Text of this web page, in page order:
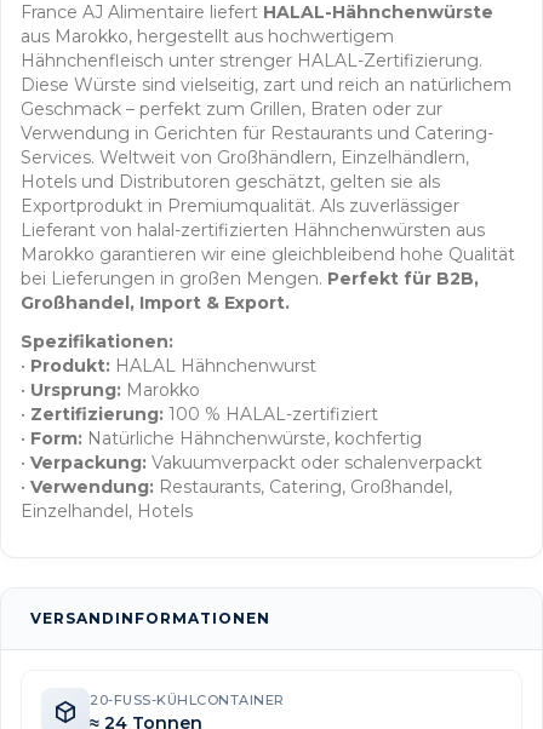
France AJ Alimentaire liefert HALAL-Hähnchenwürste
aus Marokko, hergestellt aus hochwertigem
Hähnchenfleisch unter strenger HALAL-Zertifizierung.
Diese Würste sind vielseitig, zart und reich an natürlichem
Geschmack – perfekt zum Grillen, Braten oder zur
Verwendung in Gerichten für Restaurants und Catering-
Services. Weltweit von Großhändlern, Einzelhändlern,
Hotels und Distributoren geschätzt, gelten sie als
Exportprodukt in Premiumqualität. Als zuverlässiger
Lieferant von halal-zertifizierten Hähnchenwürsten aus
Marokko garantieren wir eine gleichbleibend hohe Qualität
bei Lieferungen in großen Mengen. Perfekt für B2B,
Großhandel, Import & Export.
Spezifikationen:
• Produkt: HALAL Hähnchenwurst
• Ursprung: Marokko
• Zertifizierung: 100 % HALAL-zertifiziert
• Form: Natürliche Hähnchenwürste, kochfertig
• Verpackung: Vakuumverpackt oder schalenverpackt
• Verwendung: Restaurants, Catering, Großhandel,
Einzelhandel, Hotels
VERSANDINFORMATIONEN
20-FUSS-KÜHLCONTAINER
≈ 24 Tonnen